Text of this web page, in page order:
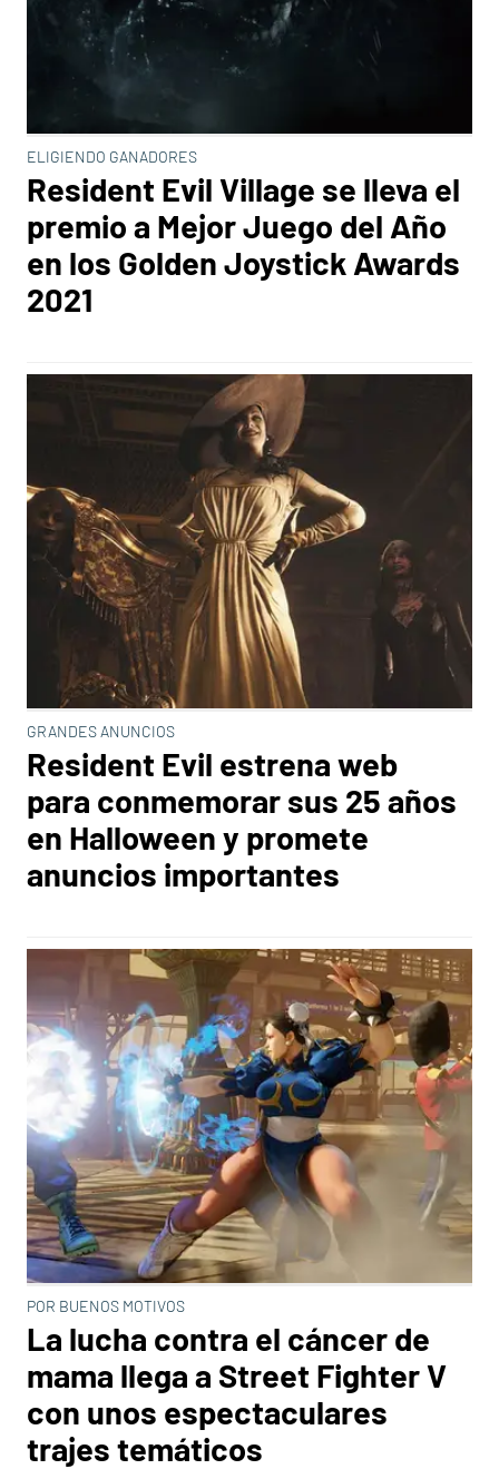
ELIGIENDO GANADORES
Resident Evil Village se lleva el
premio a Mejor Juego del Año
en los Golden Joystick Awards
2021
GRANDES ANUNCIOS
Resident Evil estrena web
para conmemorar sus 25 años
en Halloween y promete
anuncios importantes
POR BUENOS MOTIVOS
La lucha contra el cáncer de
mama llega a Street Fighter V
con unos espectaculares
trajes temáticos